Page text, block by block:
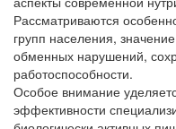
Рассматриваются
групп населения,
обменных нарушений,
работоспособности.
Особое внимание
эффективности